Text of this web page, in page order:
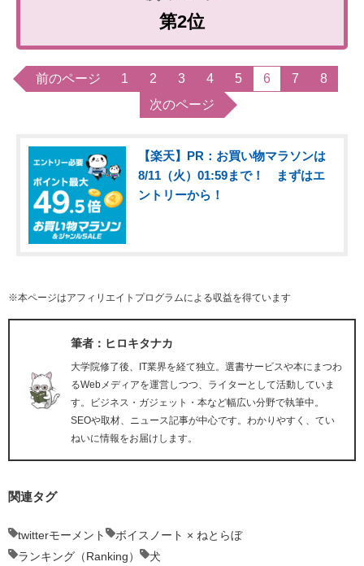
第2位
前のページ 1 2 3 4 5 6 7
8
次のページ
【楽天】PR：お買い物マラソンは
8/11（火）01:59まで！ まずはエ
ントリーから！
※本ページはアフィリエイトプログラムによる収益を得ています
筆者：ヒロキタナカ
大学院修了後、IT業界を経て独立。選書サービスや本にまつわ
るWebメディアを運営しつつ、ライターとして活動していま
す。ビジネス・ガジェット・本など幅広い分野で執筆中。
SEOや取材、ニュース記事が中心です。わかりやすく、てい
ねいに情報をお届けします。
関連タグ
twitterモーメント
ボイスノート × ねとらぼ
ランキング（Ranking）
犬